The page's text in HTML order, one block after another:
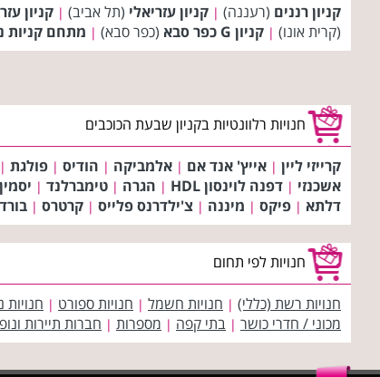
קניון רננים (רעננה) | קניון עזריאלי (תל אביב) | קניון
(קרית אונו) | קניון G כפר סבא (כפר סבא) | מתחם קניות
חנויות רלוונטיות בקניון שבעת הכוכבים
קרייזי ליין | אייץ' אנד אם | אלמביקה | הודיס | פולגת |
אשכנזי | דפנה לוינסון HDL | הגרה | טימברלנד | יסמין
דלתא | פיקס | מיננה | צ'ילדרנס פלייס | קרטרס |
חנויות לפי תחום
חנויות רשת (כללי) | חנויות חשמל | חנויות ספורט | חנויות
מכוני / חדרי כושר | בתי קפה | מספרות | חברות תיירות